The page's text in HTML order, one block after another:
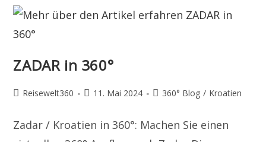
ZADAR in 360°
Beitrags-
Reisewelt360
Beitrag
11. Mai 2024
Beitrags-
360° Blog / Kroatien
Zadar / Kroatien in 360°: Machen Sie einen